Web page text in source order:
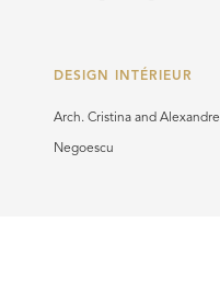
DESIGN INTÉRIEUR
Arch. Cristina and Alexandre
Negoescu